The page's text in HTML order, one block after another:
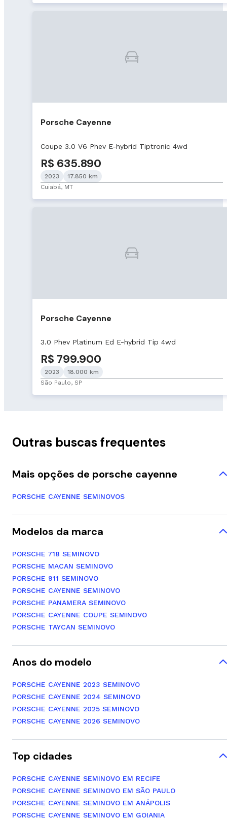
Porsche Cayenne
Coupe 3.0 V6 Phev E-hybrid Tiptronic 4wd
R$ 635.890
2023
17.850 km
Cuiabá, MT
Porsche Cayenne
3.0 Phev Platinum Ed E-hybrid Tip 4wd
R$ 799.900
2023
18.000 km
São Paulo, SP
Outras buscas frequentes
Mais opções de porsche cayenne
PORSCHE CAYENNE SEMINOVOS
Modelos da marca
PORSCHE 718 SEMINOVO
PORSCHE MACAN SEMINOVO
PORSCHE 911 SEMINOVO
PORSCHE CAYENNE SEMINOVO
PORSCHE PANAMERA SEMINOVO
PORSCHE CAYENNE COUPE SEMINOVO
PORSCHE TAYCAN SEMINOVO
Anos do modelo
PORSCHE CAYENNE 2023 SEMINOVO
PORSCHE CAYENNE 2024 SEMINOVO
PORSCHE CAYENNE 2025 SEMINOVO
PORSCHE CAYENNE 2026 SEMINOVO
Top cidades
PORSCHE CAYENNE SEMINOVO EM RECIFE
PORSCHE CAYENNE SEMINOVO EM SÃO PAULO
PORSCHE CAYENNE SEMINOVO EM ANÁPOLIS
PORSCHE CAYENNE SEMINOVO EM GOIANIA